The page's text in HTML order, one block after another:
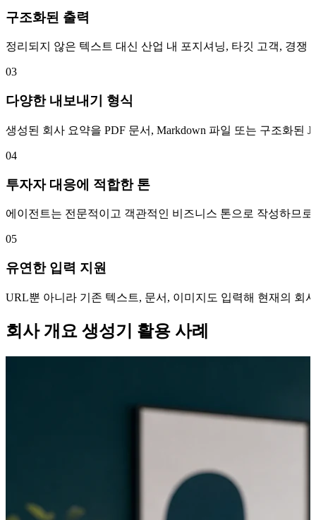
구조화된 출력
정리되지 않은 텍스트 대신 산업 내 포지셔닝, 타깃 고객, 경
03
다양한 내보내기 형식
생성된 회사 요약을 PDF 문서, Markdown 파일 또는 구조화된
04
투자자 대응에 적합한 톤
에이전트는 전문적이고 객관적인 비즈니스 톤으로 작성하므
05
유연한 입력 지원
URL뿐 아니라 기존 텍스트, 문서, 이미지도 입력해 현재의 회
회사 개요 생성기 활용 사례